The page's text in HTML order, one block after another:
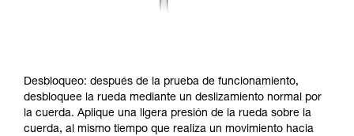
Desbloqueo: después de la prueba de funcionamiento,
desbloquee la rueda mediante un deslizamiento normal por
la cuerda. Aplique una ligera presión de la rueda sobre la
cuerda, al mismo tiempo que realiza un movimiento hacia